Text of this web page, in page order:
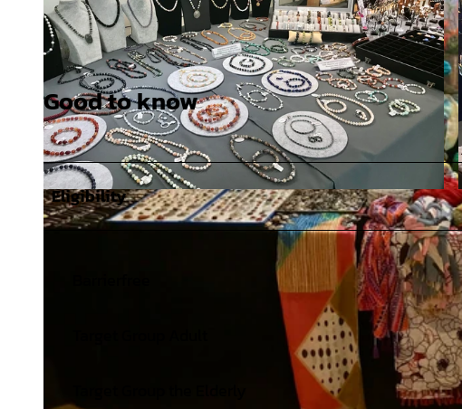
© Bad Zwischenahner Touristik GmbH |CC-BY-SA
Good to know
Eligibility